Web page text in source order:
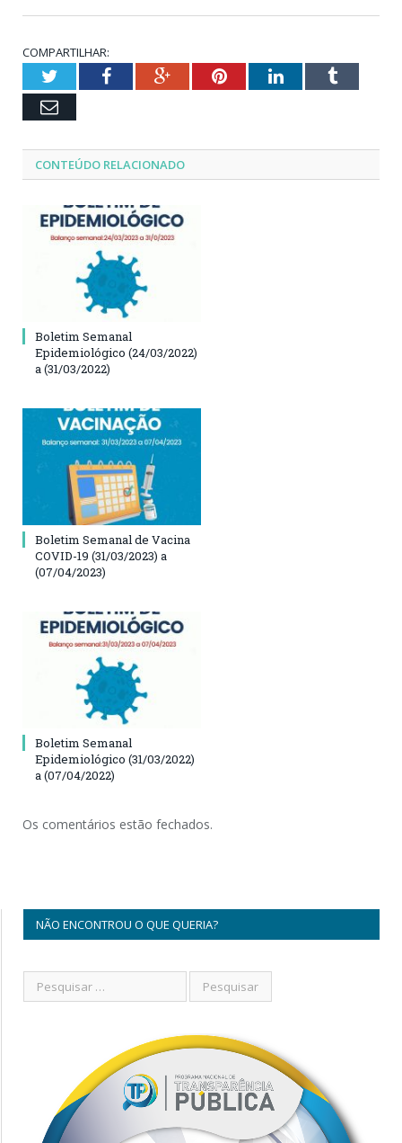
COMPARTILHAR:
TwitterFacebookGoogle+PinterestLinkedInTumblr
Email
CONTEÚDO RELACIONADO
Boletim Semanal
Epidemiológico (24/03/2022)
a (31/03/2022)
Boletim Semanal de Vacina
COVID-19 (31/03/2023) a
(07/04/2023)
Boletim Semanal
Epidemiológico (31/03/2022)
a (07/04/2022)
Os comentários estão fechados.
NÃO ENCONTROU O QUE QUERIA?